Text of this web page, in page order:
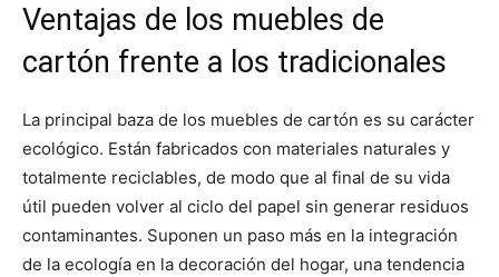
Ventajas de los muebles de
cartón frente a los tradicionales
La principal baza de los muebles de cartón es su carácter
ecológico. Están fabricados con materiales naturales y
totalmente reciclables, de modo que al final de su vida
útil pueden volver al ciclo del papel sin generar residuos
contaminantes. Suponen un paso más en la integración
de la ecología en la decoración del hogar, una tendencia